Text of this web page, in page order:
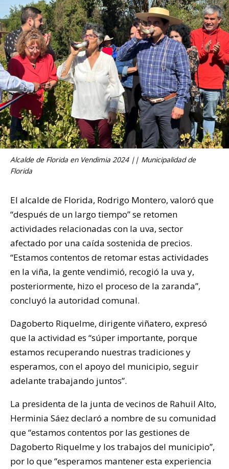
Alcalde de Florida en Vendimia 2024 || Municipalidad de
Florida
El alcalde de Florida, Rodrigo Montero, valoró que
“después de un largo tiempo” se retomen
actividades relacionadas con la uva, sector
afectado por una caída sostenida de precios.
“Estamos contentos de retomar estas actividades
en la viña, la gente vendimió, recogió la uva y,
posteriormente, hizo el proceso de la zaranda”,
concluyó la autoridad comunal.
Dagoberto Riquelme, dirigente viñatero, expresó
que la actividad es “súper importante, porque
estamos recuperando nuestras tradiciones y
esperamos, con el apoyo del municipio, seguir
adelante trabajando juntos”.
La presidenta de la junta de vecinos de Rahuil Alto,
Herminia Sáez declaró a nombre de su comunidad
que “estamos contentos por las gestiones de
Dagoberto Riquelme y los trabajos del municipio”,
por lo que “esperamos mantener esta experiencia